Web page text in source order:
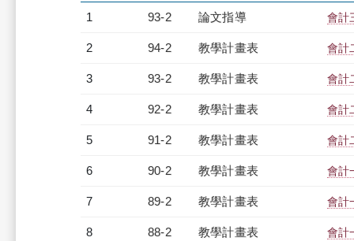
1 93-2 論文指導 會計
2 94-2 教學計畫表 會計
3 93-2 教學計畫表 會計
4 92-2 教學計畫表 會計
5 91-2 教學計畫表 會計
6 90-2 教學計畫表 會計
7 89-2 教學計畫表 會計
8 88-2 教學計畫表 會計